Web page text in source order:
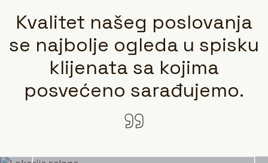
Kvalitet našeg poslovanja
se najbolje ogleda u spisku
klijenata sa kojima
posvećeno sarađujemo.